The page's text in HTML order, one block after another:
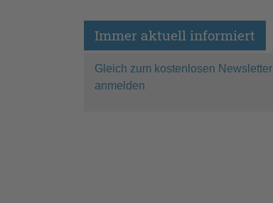
Immer aktuell informiert
Gleich zum kostenlosen Newsletter
anmelden